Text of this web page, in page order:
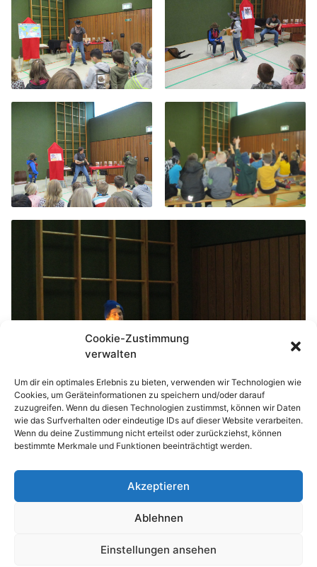
Cookie-Zustimmung
verwalten
Um dir ein optimales Erlebnis zu bieten, verwenden wir Technologien wie
Cookies, um Geräteinformationen zu speichern und/oder darauf
zuzugreifen. Wenn du diesen Technologien zustimmst, können wir Daten
wie das Surfverhalten oder eindeutige IDs auf dieser Website verarbeiten.
Wenn du deine Zustimmung nicht erteilst oder zurückziehst, können
bestimmte Merkmale und Funktionen beeinträchtigt werden.
Akzeptieren
Ablehnen
Einstellungen ansehen